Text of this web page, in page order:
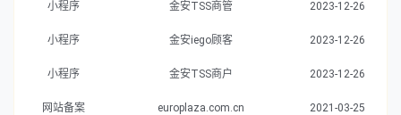
小程序 金安TSS商管 2023-12-26
小程序 金安iego顾客 2023-12-26
小程序 金安TSS商户 2023-12-26
网站备案 europlaza.com.cn 2021-03-25